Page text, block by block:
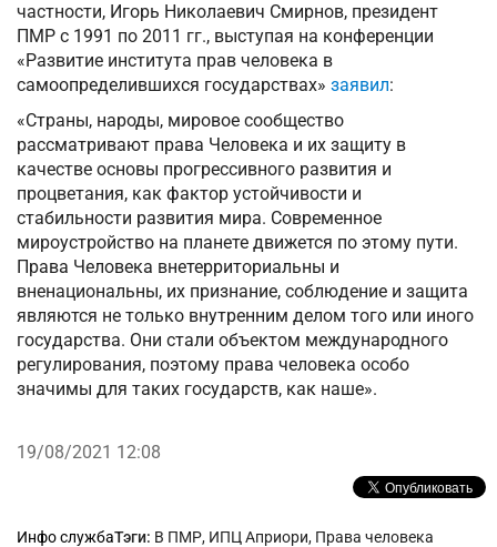
частности, Игорь Николаевич Смирнов, президент
ПМР с 1991 по 2011 гг., выступая на конференции
«Развитие института прав человека в
самоопределившихся государствах» заявил:
«Страны, народы, мировое сообщество
рассматривают права Человека и их защиту в
качестве основы прогрессивного развития и
процветания, как фактор устойчивости и
стабильности развития мира. Современное
мироустройство на планете движется по этому пути.
Права Человека внетерриториальны и
вненациональны, их признание, соблюдение и защита
являются не только внутренним делом того или иного
государства. Они стали объектом международного
регулирования, поэтому права человека особо
значимы для таких государств, как наше».
19/08/2021 12:08
Рубрики
Инфо службаТэги: В ПМР, ИПЦ Априори, Права человека